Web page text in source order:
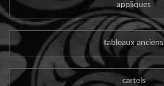
appliques
tableaux anciens
cartels